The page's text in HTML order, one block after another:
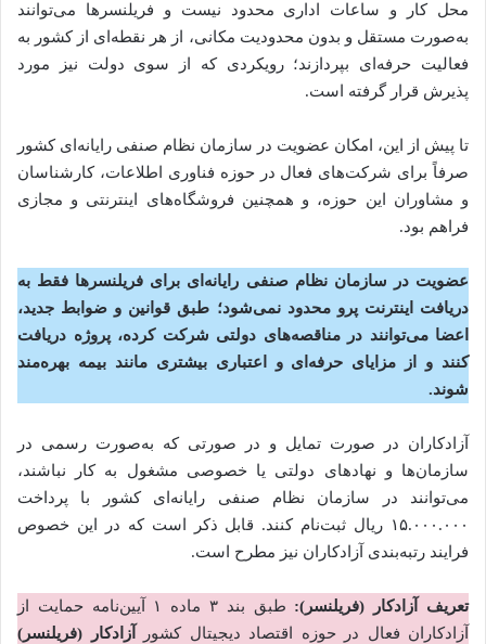
محل کار و ساعات اداری محدود نیست و فریلنسرها می‌توانند
به‌صورت مستقل و بدون محدودیت مکانی، از هر نقطه‌ای از کشور به
فعالیت حرفه‌ای بپردازند؛ رویکردی که از سوی دولت نیز مورد
پذیرش قرار گرفته است.
تا پیش از این، امکان عضویت در سازمان نظام صنفی رایانه‌ای کشور
صرفاً برای شرکت‌های فعال در حوزه فناوری اطلاعات، کارشناسان
و مشاوران این حوزه، و همچنین فروشگاه‌های اینترنتی و مجازی
فراهم بود.
عضویت در سازمان نظام صنفی رایانه‌ای برای فریلنسرها فقط به
دریافت اینترنت پرو محدود نمی‌شود؛ طبق قوانین و ضوابط جدید،
اعضا می‌توانند در مناقصه‌های دولتی شرکت کرده، پروژه دریافت
کنند و از مزایای حرفه‌ای و اعتباری بیشتری مانند بیمه بهره‌مند
شوند.
آزادکاران در صورت تمایل و در صورتی که به‌صورت رسمی در
سازمان‌ها و نهادهای دولتی یا خصوصی مشغول به کار نباشند،
می‌توانند در سازمان نظام صنفی رایانه‌ای کشور با پرداخت
۱۵.۰۰۰.۰۰۰ ریال ثبت‌نام کنند. قابل ذکر است که در این خصوص
فرایند رتبه‌بندی آزادکاران نیز مطرح است.
تعریف آزادکار (فریلنسر):
طبق بند ۳ ماده ۱ آیین‌­نامه حمایت از
آزادکاران فعال در حوزه اقتصاد دیجیتال کشور
آزادکار (فری­لنسر)